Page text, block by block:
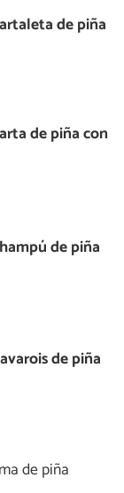
de piña
de piña con
de piña
de piña
de piña